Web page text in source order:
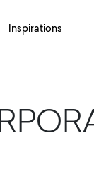
Inspirations